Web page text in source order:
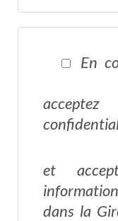
En
et
dans la